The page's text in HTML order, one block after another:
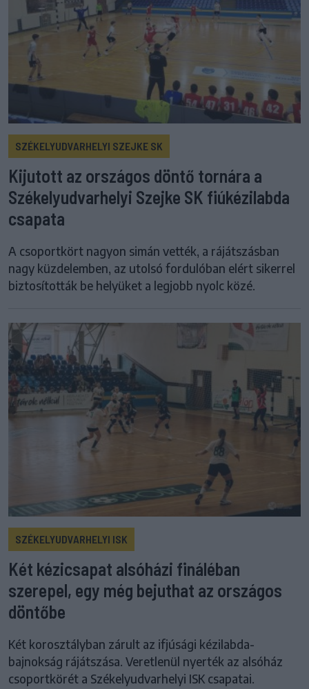
SZÉKELYUDVARHELYI SZEJKE SK
Kijutott az országos döntő tornára a
Székelyudvarhelyi Szejke SK fiúkézilabda
csapata
A csoportkört nagyon simán vették, a rájátszásban
nagy küzdelemben, az utolsó fordulóban elért sikerrel
biztosították be helyüket a legjobb nyolc közé.
SZÉKELYUDVARHELYI ISK
Két kézicsapat alsóházi fináléban
szerepel, egy még bejuthat az országos
döntőbe
Két korosztályban zárult az ifjúsági kézilabda-
bajnokság rájátszása. Veretlenül nyerték az alsóház
csoportkörét a Székelyudvarhelyi ISK csapatai.